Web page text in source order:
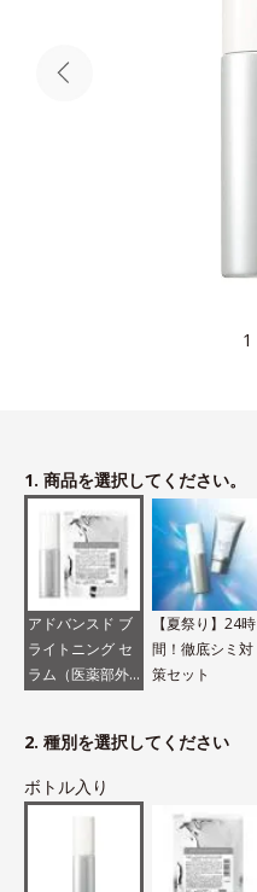
1
1. 商品を選択してください。
アドバンスド ブ
ライトニング セ
ラム（医薬部外
【夏祭り】24時
間！徹底シミ対
策セット
2. 種別を選択してください
ボトル入り